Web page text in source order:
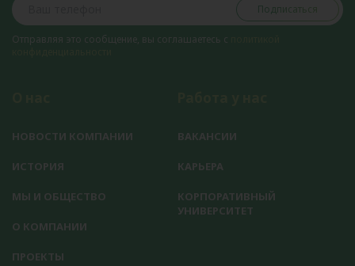
Подписаться
Отправляя это сообщение, вы соглашаетесь с
НОВОСТИ КОМПАНИИ
ИСТОРИЯ
МЫ И ОБЩЕСТВО
О КОМПАНИИ
ПРОЕКТЫ
ВАКАНСИИ
КАРЬЕРА
КОРПОРАТИВНЫЙ
УНИВЕРСИТЕТ